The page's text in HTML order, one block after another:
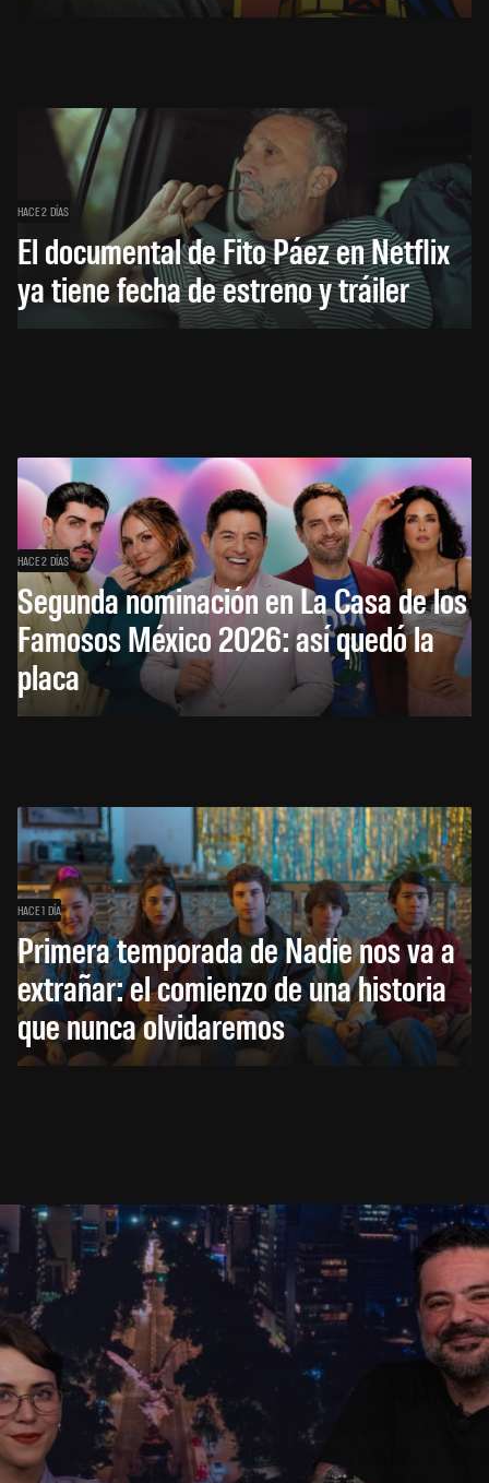
HACE 2 DÍAS
El documental de Fito Páez en Netflix
ya tiene fecha de estreno y tráiler
HACE 2 DÍAS
Segunda nominación en La Casa de los
Famosos México 2026: así quedó la
placa
HACE 1 DÍA
Primera temporada de Nadie nos va a
extrañar: el comienzo de una historia
que nunca olvidaremos